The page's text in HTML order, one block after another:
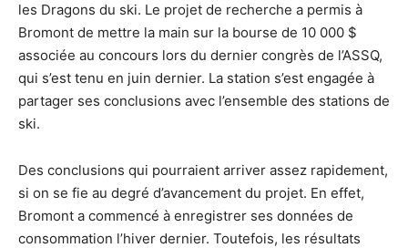
les Dragons du ski. Le projet de recherche a permis à
Bromont de mettre la main sur la bourse de 10 000 $
associée au concours lors du dernier congrès de l’ASSQ,
qui s’est tenu en juin dernier. La station s’est engagée à
partager ses conclusions avec l’ensemble des stations de
ski.
Des conclusions qui pourraient arriver assez rapidement,
si on se fie au degré d’avancement du projet. En effet,
Bromont a commencé à enregistrer ses données de
consommation l’hiver dernier. Toutefois, les résultats